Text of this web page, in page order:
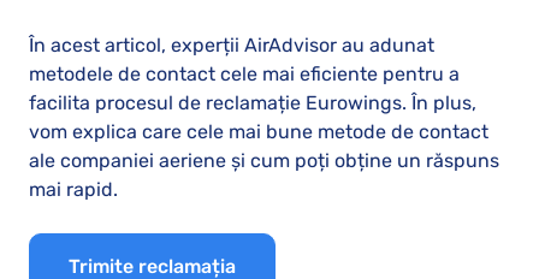
În acest articol, experții AirAdvisor au adunat
metodele de contact cele mai eficiente pentru a
facilita procesul de reclamație Eurowings. În plus,
vom explica care cele mai bune metode de contact
ale companiei aeriene și cum poți obține un răspuns
mai rapid.
Trimite reclamația